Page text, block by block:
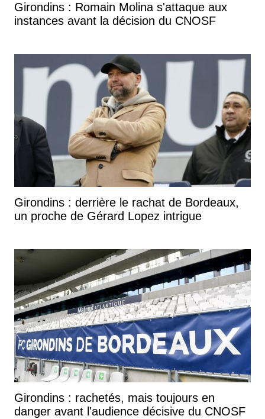
Girondins : Romain Molina s'attaque aux
instances avant la décision du CNOSF
Girondins : derrière le rachat de Bordeaux,
un proche de Gérard Lopez intrigue
Girondins : rachetés, mais toujours en
danger avant l'audience décisive du CNOSF